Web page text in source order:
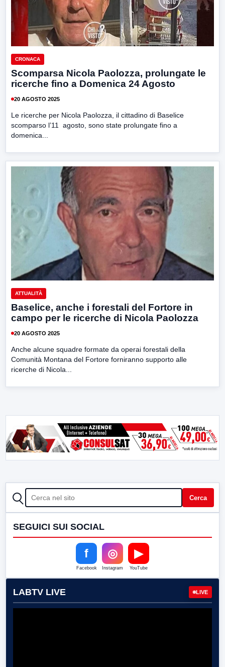
CRONACA
Scomparsa Nicola Paolozza, prolungate le
ricerche fino a Domenica 24 Agosto
20 AGOSTO 2025
Le ricerche per Nicola Paolozza, il cittadino di Baselice
scomparso l’11 agosto, sono state prolungate fino a
domenica...
ATTUALITÀ
Baselice, anche i forestali del Fortore in
campo per le ricerche di Nicola Paolozza
20 AGOSTO 2025
Anche alcune squadre formate da operai forestali della
Comunità Montana del Fortore forniranno supporto alle
ricerche di Nicola...
CERCA Cerca
SEGUICI SUI SOCIAL
f
Facebook
◎
Instagram
▶
YouTube
LABTV LIVE LIVE